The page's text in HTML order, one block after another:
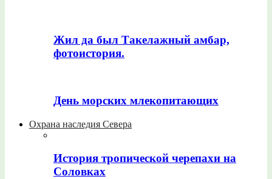
Жил да был Такелажный амбар,
фотоистория.
День морских млекопитающих
Охрана наследия Севера
История тропической черепахи на
Соловках